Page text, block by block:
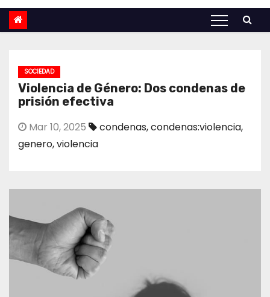
SOCIEDAD
Violencia de Género: Dos condenas de
prisión efectiva
Mar 10, 2025 condenas,condenas:violencia,
genero,violencia